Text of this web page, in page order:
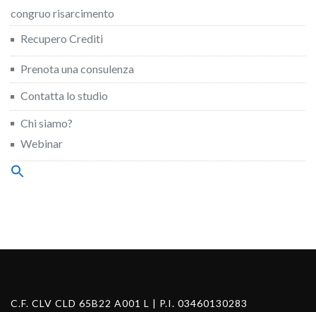
congruo risarcimento
Recupero Crediti
Prenota una consulenza
Contatta lo studio
Chi siamo?
Webinar
Search
C.F. CLV CLD 65B22 A001 L | P.I. 03460130283